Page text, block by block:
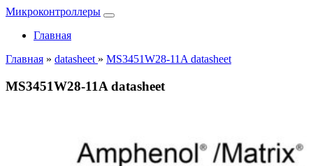
Микроконтроллеры
Главная
Главная » datasheet » MS3451W28-11A datasheet
MS3451W28-11A datasheet